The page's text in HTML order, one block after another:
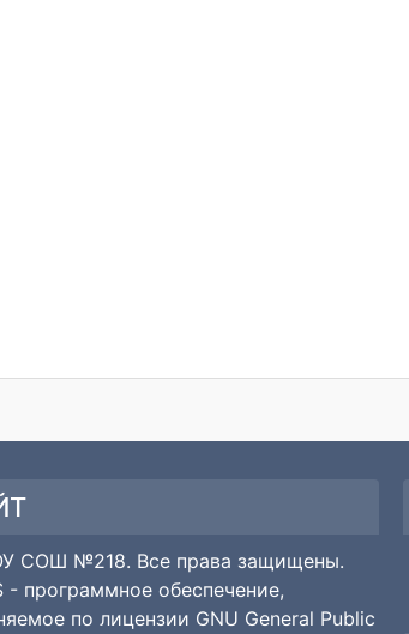
СОШ №218. Все права защищены.
- программное обеспечение,
по лицензии GNU General Public